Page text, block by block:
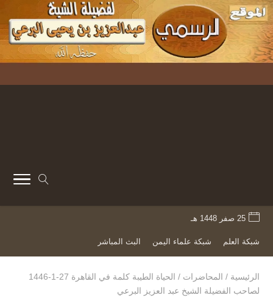
25 صفر 1448 هـ
شبكة العلم شبكة علماء اليمن البث المباشر
الرئيسية / المحاضرات /
الحياة الطيبة كلمة في القاهرة 27-1-1446
لصاحب الفضيلة الشيخ عبد العزيز البرعي